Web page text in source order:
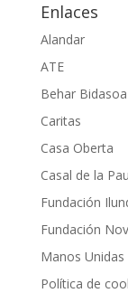
Enlaces
Alandar
ATE
Behar Bidasoa
Caritas
Casa Oberta
Casal de la Pau
Fundación
Fundación
Manos Unidas
Política de